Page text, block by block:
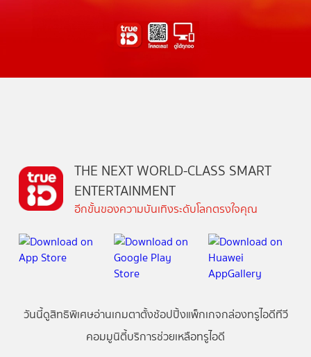
THE NEXT WORLD-CLASS SMART
ENTERTAINMENT
อีกขั้นของความบันเทิงระดับโลกตรงใจคุณ
วันนี้ดูสิทธิพิเศษอ่านเกมตาตั้งช้อปปิ้งแพ็กเกจกล่องทรูไอดีทีวี
คอมมูนิตี้บริการช่วยเหลือทรูไอดี